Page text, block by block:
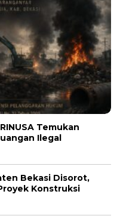
Temukan
Ilegal
Bekasi Disorot,
Konstruksi